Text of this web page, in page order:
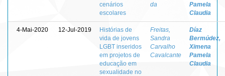
cenários
escolares
da
Pamela
Claudia
4-Mai-2020 12-Jul-2019
Histórias de
vida de jovens
LGBT inseridos
em projetos de
educação em
sexualidade no
Freitas,
Sandra
Carvalho
Cavalcante
Díaz
Bermúdez,
Ximena
Pamela
Claudia